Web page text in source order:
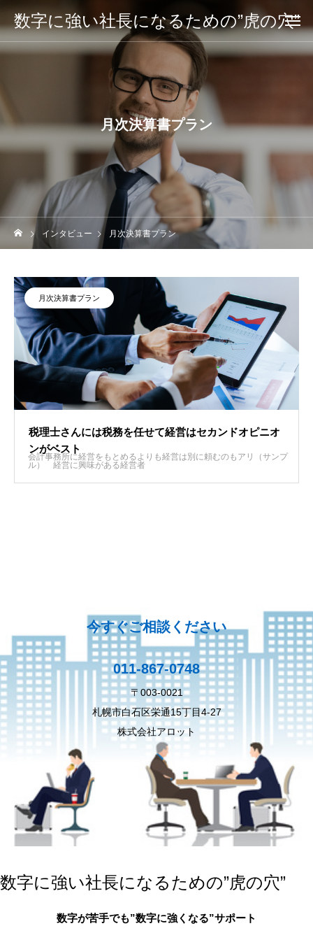
数字に強い社長になるための”虎の穴”
月次決算書プラン
インタビュー 月次決算書プラン
月次決算書プラン
税理士さんには税務を任せて経営はセカンドオピニオ
ンがベスト
会計事務所に経営をもとめるよりも経営は別に頼むのもアリ（サンプ
ル）
経営に興味がある経営者
今すぐご相談ください
011-867-0748
〒003-0021
札幌市白石区栄通15丁目4-27
株式会社アロット
数字に強い社長になるための”虎の穴”
数字が苦手でも”数字に強くなる”サポート